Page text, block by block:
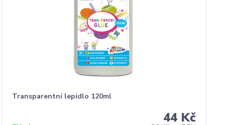
Transparentní lepidlo 120ml
44 Kč